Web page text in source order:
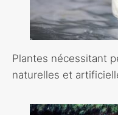
Plantes nécessitant
naturelles et